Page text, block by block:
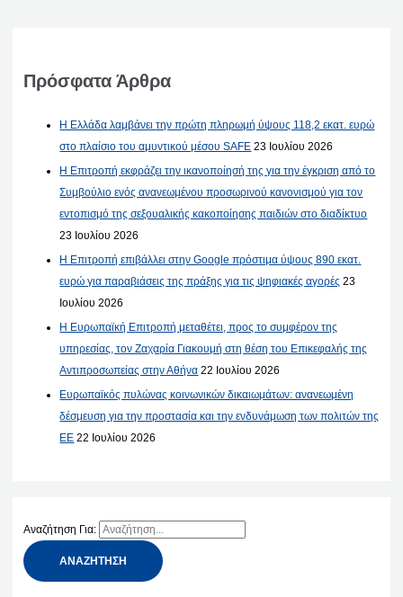
Πρόσφατα Άρθρα
Η Ελλάδα λαμβάνει την πρώτη πληρωμή ύψους 118,2 εκατ. ευρώ
στο πλαίσιο του αμυντικού μέσου SAFE 23 Ιουλίου 2026
Η Επιτροπή εκφράζει την ικανοποίησή της για την έγκριση από το
Συμβούλιο ενός ανανεωμένου προσωρινού κανονισμού για τον
εντοπισμό της σεξουαλικής κακοποίησης παιδιών στο διαδίκτυο
23 Ιουλίου 2026
Η Επιτροπή επιβάλλει στην Google πρόστιμα ύψους 890 εκατ.
ευρώ για παραβιάσεις της πράξης για τις ψηφιακές αγορές 23
Ιουλίου 2026
Η Ευρωπαϊκή Επιτροπή μεταθέτει, προς το συμφέρον της
υπηρεσίας, τον Ζαχαρία Γιακουμή στη θέση του Επικεφαλής της
Αντιπροσωπείας στην Αθήνα 22 Ιουλίου 2026
Ευρωπαϊκός πυλώνας κοινωνικών δικαιωμάτων: ανανεωμένη
δέσμευση για την προστασία και την ενδυνάμωση των πολιτών της
ΕΕ 22 Ιουλίου 2026
Αναζήτηση Για: